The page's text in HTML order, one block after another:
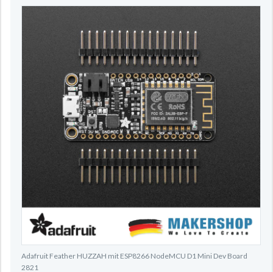
Adafruit Feather HUZZAH mit ESP8266 NodeMCU D1 Mini Dev Board
2821